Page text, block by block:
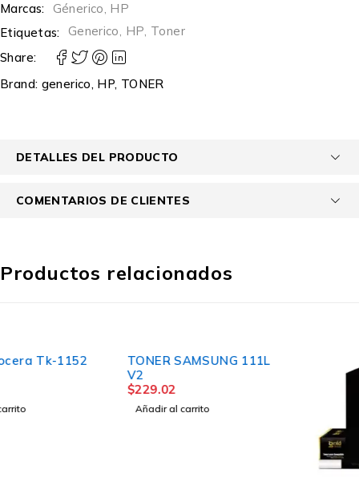
Marcas:
Génerico, HP
Etiquetas:
Generico, HP, Toner
Share:
Brand: generico, HP, TONER
DETALLES DEL PRODUCTO
COMENTARIOS DE CLIENTES
Productos relacionados
TONER SAMSUNG 111L
Añadir al carrito